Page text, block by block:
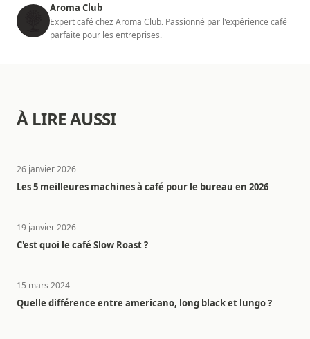
Aroma Club
Expert café chez Aroma Club. Passionné par l'expérience café
parfaite pour les entreprises.
À LIRE AUSSI
26 janvier 2026
Les 5 meilleures machines à café pour le bureau en 2026
19 janvier 2026
C'est quoi le café Slow Roast ?
15 mars 2024
Quelle différence entre americano, long black et lungo ?